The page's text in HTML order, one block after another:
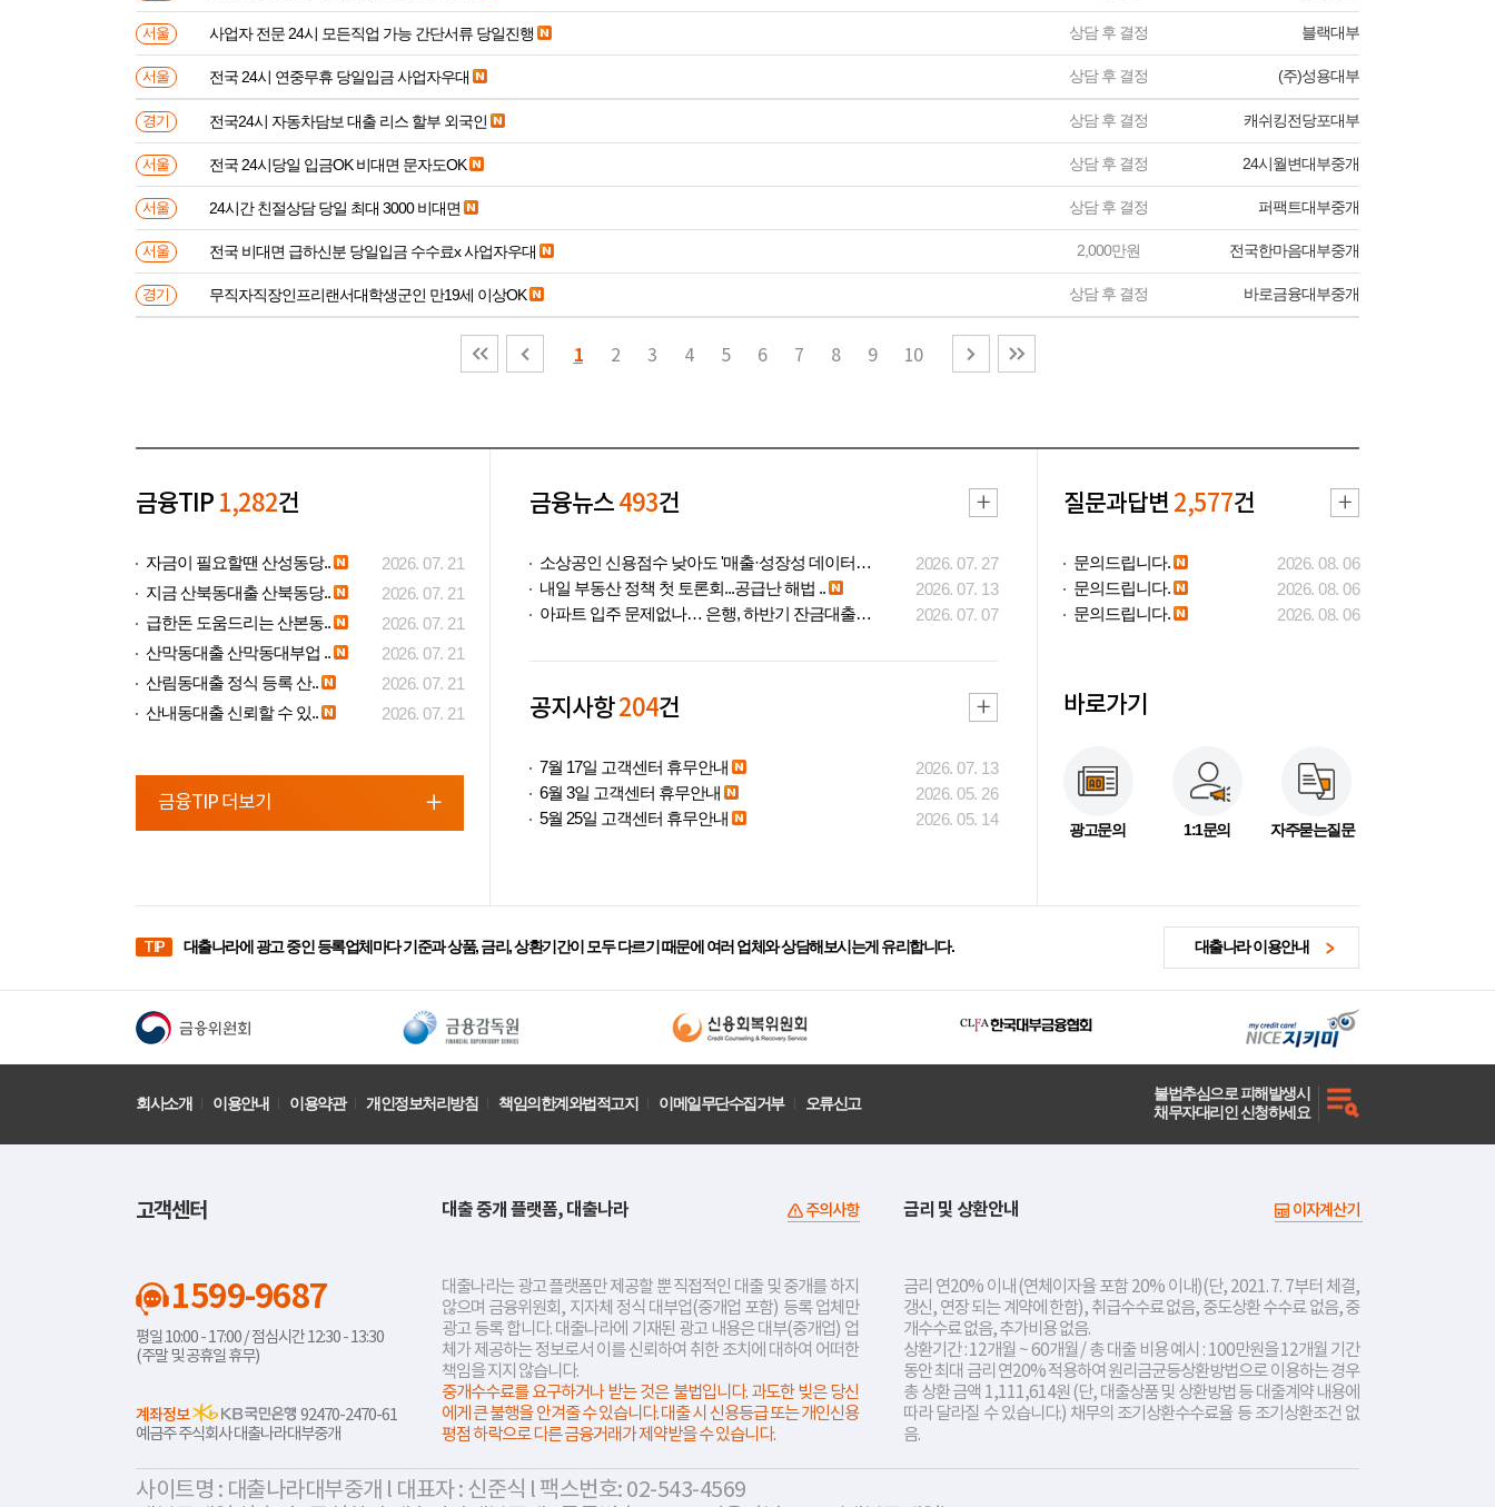
서울 사업자 전문 24시 모든직업 가능 간단서류 당일진행 상담 후 결정 블랙대부
서울 전국 24시 연중무휴 당일입금 사업자우대 상담 후 결정 (주)성용대부
경기 전국24시 자동차담보 대출 리스 할부 외국인 상담 후 결정 캐쉬킹전당포대부
서울 전국 24시당일 입금OK 비대면 문자도OK 상담 후 결정 24시월변대부중개
서울 24시간 친절상담 당일 최대 3000 비대면 상담 후 결정 퍼팩트대부중개
서울 전국 비대면 급하신분 당일입금 수수료x 사업자우대 2,000만원 전국한마음대부중개
경기 무직자직장인프리랜서대학생군인 만19세 이상OK 상담 후 결정 바로금융대부중개
1 2 3 4 5 6 7 8 9 10
금융TIP 1,282건
자금이 필요할땐 산성동당..
2026. 07. 21
지금 산북동대출 산북동당..
2026. 07. 21
급한돈 도움드리는 산본동..
2026. 07. 21
산막동대출 산막동대부업 ..
2026. 07. 21
산림동대출 정식 등록 산..
2026. 07. 21
산내동대출 신뢰할 수 있..
2026. 07. 21
금융TIP 더보기
금융뉴스493건
소상공인 신용점수 낮아도 '매출·성장성 데이터..
2026. 07. 27
내일 부동산 정책 첫 토론회...공급난 해법 ..
2026. 07. 13
아파트 입주 문제없나… 은행, 하반기 잔금대출..
2026. 07. 07
공지사항204건
7월 17일 고객센터 휴무안내
2026. 07. 13
6월 3일 고객센터 휴무안내
2026. 05. 26
5월 25일 고객센터 휴무안내
2026. 05. 14
질문과답변 2,577건
문의드립니다.
2026. 08. 06
문의드립니다.
2026. 08. 06
문의드립니다.
2026. 08. 06
바로가기
광고문의 1:1문의 자주묻는질문
TIP 대출나라에 광고 중인 등록업체마다 기준과 상품, 금리, 상환기간이 모두 다르기 때문에 여러 업체와 상담해보시는게 유리합니다. 대출나라 이용안내
회사소개 이용안내 이용약관 개인정보처리방침 책임의한계와법적고지 이메일무단수집거부 오류신고
불법추심으로 피해발생시
채무자대리인 신청하세요
고객센터
1599-9687
평일 10:00 - 17:00 / 점심시간 12:30 - 13:30
(주말 및 공휴일 휴무)
계좌정보
92470-2470-61
예금주 주식회사 대출나라대부중개
대출 중개 플랫폼, 대출나라 주의사항
대출나라는 광고 플랫폼만 제공할 뿐 직접적인 대출 및 중개를 하지
않으며 금융위원회, 지자체 정식 대부업(중개업 포함) 등록 업체만
광고 등록 합니다. 대출나라에 기재된 광고 내용은 대부(중개업) 업
체가 제공하는 정보로서 이를 신뢰하여 취한 조치에 대하여 어떠한
책임을 지지 않습니다.
중개수수료를 요구하거나 받는 것은 불법입니다. 과도한 빚은 당신
에게 큰 불행을 안겨줄 수 있습니다. 대출 시 신용등급 또는 개인신용
평점 하락으로 다른 금융거래가 제약받을 수 있습니다.
금리 및 상환안내 이자계산기
금리 연20% 이내 (연체이자율 포함 20% 이내)(단, 2021. 7. 7부터 체결,
갱신, 연장 되는 계약에 한함), 취급수수료 없음, 중도상환 수수료 없음, 중
개수수료 없음, 추가비용 없음.
상환기간 : 12개월 ~ 60개월 / 총 대출 비용 예시 : 100만원을 12개월 기간
동안 최대 금리 연20% 적용하여 원리금균등상환방법으로 이용하는 경우
총 상환 금액 1,111,614원 (단, 대출상품 및 상환방법 등 대출계약 내용에
따라 달라질 수 있습니다.) 채무의 조기상환수수료율 등 조기상환조건 없
음.
사이트명 : 대출나라대부중개 l 대표자 : 신준식 l 팩스번호: 02-543-4569